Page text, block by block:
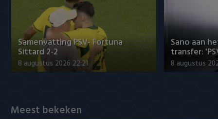
Willem II
Samenvatting PSV- Fortuna
Sittard 2-2
8 augustus 2026 22:21
Sano aan
transfer:
8 augustus
Meest bekeken